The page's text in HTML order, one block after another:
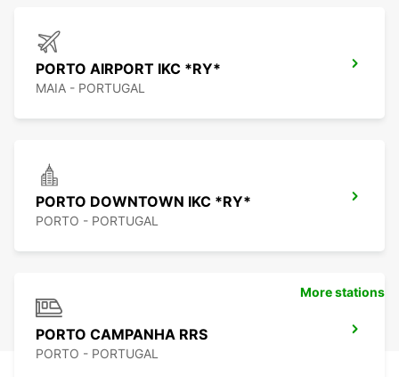
PORTO AIRPORT IKC *RY*
MAIA - PORTUGAL
PORTO DOWNTOWN IKC *RY*
PORTO - PORTUGAL
PORTO CAMPANHA RRS
PORTO - PORTUGAL
More stations